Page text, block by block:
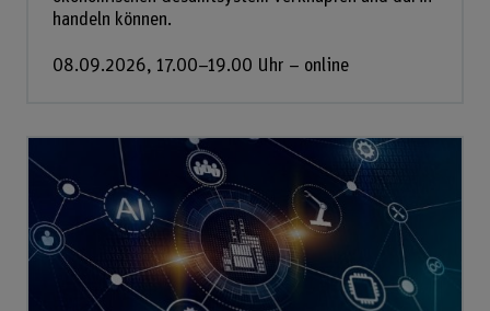
handeln können.
08.09.2026, 17.00–19.00 Uhr – online